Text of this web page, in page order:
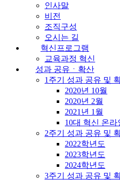
인사말
비전
조직구성
오시는 길
혁신프로그램
교육과정 혁신
성과 공유ㆍ확산
1주기 성과 공유 및
2020년 10월
2020년 2월
2021년 1월
10대 혁신 온라
2주기 성과 공유 및
2022학년도
2023학년도
2024학년도
3주기 성과 공유 및